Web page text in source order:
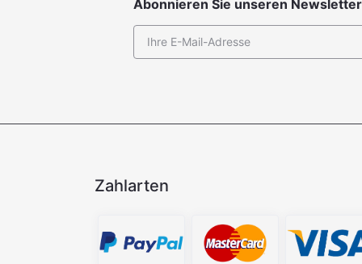
Abonnieren Sie unseren
Zahlarten